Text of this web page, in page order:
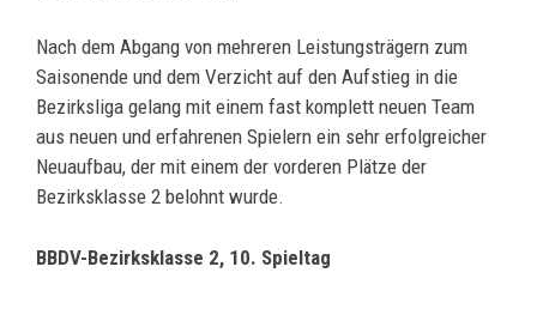
Nach dem Abgang von mehreren Leistungsträgern zum
Saisonende und dem Verzicht auf den Aufstieg in die
Bezirksliga gelang mit einem fast komplett neuen Team
aus neuen und erfahrenen Spielern ein sehr erfolgreicher
Neuaufbau, der mit einem der vorderen Plätze der
Bezirksklasse 2 belohnt wurde.
BBDV-Bezirksklasse 2, 10. Spieltag